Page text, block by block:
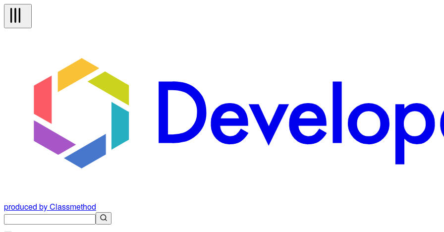
produced by Classmethod